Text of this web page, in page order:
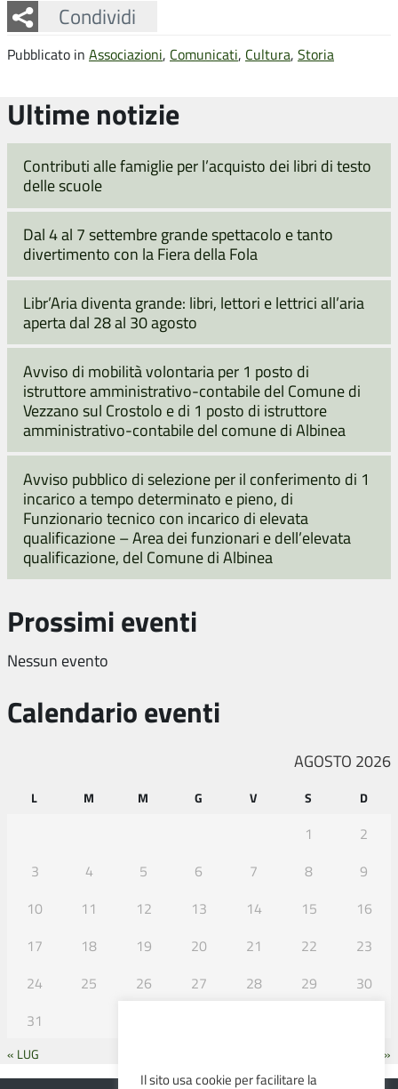
Condividi
Facebook
Twitter
Whatsapp
Pubblicato in Associazioni, Comunicati, Cultura, Storia
Ultime notizie
Contributi alle famiglie per l’acquisto dei libri di testo
delle scuole
Dal 4 al 7 settembre grande spettacolo e tanto
divertimento con la Fiera della Fola
Libr’Aria diventa grande: libri, lettori e lettrici all’aria
aperta dal 28 al 30 agosto
Avviso di mobilità volontaria per 1 posto di
istruttore amministrativo-contabile del Comune di
Vezzano sul Crostolo e di 1 posto di istruttore
amministrativo-contabile del comune di Albinea
Avviso pubblico di selezione per il conferimento di 1
incarico a tempo determinato e pieno, di
Funzionario tecnico con incarico di elevata
qualificazione – Area dei funzionari e dell’elevata
qualificazione, del Comune di Albinea
Prossimi eventi
Nessun evento
Calendario eventi
AGOSTO 2026
L M M G V S D
1
2
3
4 5 6 7 8
9
10
11 12 13 14 15
16
17
18 19 20 21 22
23
24
25 26 27 28 29
30
31
« LUG
SET »
Il sito usa cookie per facilitare la